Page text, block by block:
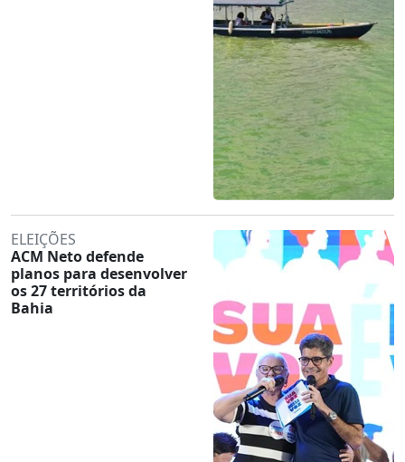
ELEIÇÕES
ACM Neto defende
planos para desenvolver
os 27 territórios da
Bahia